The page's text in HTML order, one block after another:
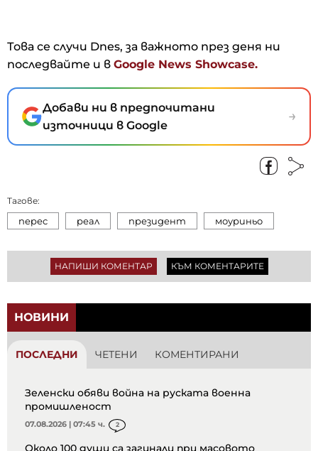
Това се случи Dnes, за важното през деня ни
последвайте и в Google News Showcase.
Добави ни в предпочитани
източници в Google
→
Тагове:
перес реал президент моуриньо
НАПИШИ КОМЕНТАР КЪМ КОМЕНТАРИТЕ
НОВИНИ
ПОСЛЕДНИ ЧЕТЕНИ КОМЕНТИРАНИ
Зеленски обяви война на руската военна
промишленост
07.08.2026 | 07:45 ч. 2
Около 100 души са загинали при масовото